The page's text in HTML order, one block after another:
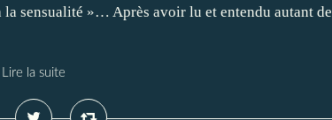
sensualité »… Après avoir lu et entendu autant de
Lire la suite